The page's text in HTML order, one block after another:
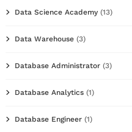
Data Science Academy (13)
Data Warehouse (3)
Database Administrator (3)
Database Analytics (1)
Database Engineer (1)